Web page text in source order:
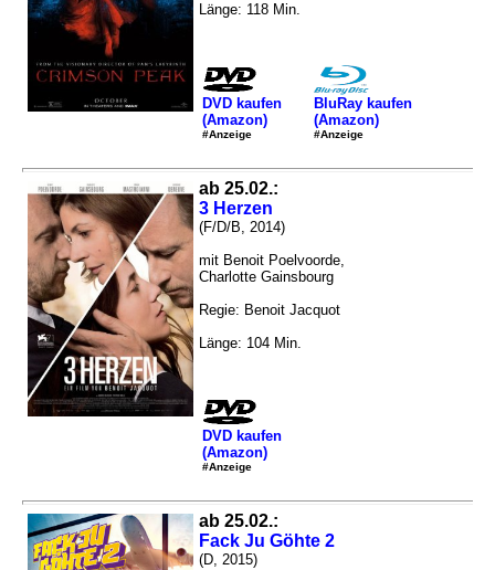
Länge: 118 Min.
DVD kaufen
(Amazon)
#Anzeige
BluRay kaufen
(Amazon)
#Anzeige
ab 25.02.:
3 Herzen
(F/D/B, 2014)
mit Benoit Poelvoorde,
Charlotte Gainsbourg
Regie: Benoit Jacquot
Länge: 104 Min.
DVD kaufen
(Amazon)
#Anzeige
ab 25.02.:
Fack Ju Göhte 2
(D, 2015)